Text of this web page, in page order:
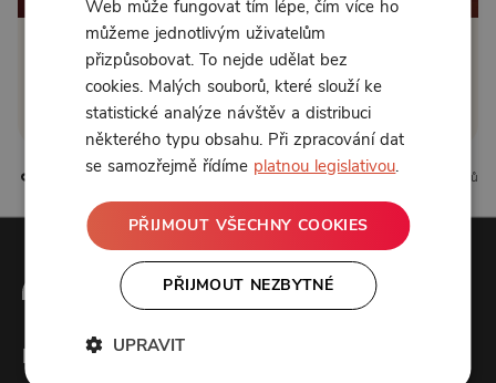
Zřídit předplatné
Koupit příspěvek
4 líbí 0 komentářů
Forendors
Web může fungovat tím lépe, čím více ho
můžeme jednotlivým uživatelům
přizpůsobovat. To nejde udělat bez
cookies. Malých souborů, které slouží ke
statistické analýze návštěv a distribuci
některého typu obsahu. Při zpracování dat
se samozřejmě řídíme platnou legislativou.
PŘIJMOUT VŠECHNY COOKIES
PŘIJMOUT NEZBYTNÉ
UPRAVIT